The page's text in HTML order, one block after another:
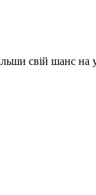
свій шанс на